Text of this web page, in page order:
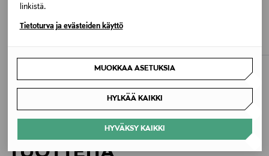
linkistä.
Tietoturva ja evästeiden käyttö
MUOKKAA ASETUKSIA
HYLKÄÄ KAIKKI
HYVÄKSY KAIKKI
Koko
Aqua (water), Cetearyl alcohol, Polyglyceryl-6
stearate, Stearic acid, Distearoylethyl dimonium
chloride, Gluconolactone, Theobroma grandiflorum
seed butter*, Orbignya Oleifera Seed Oil, Cocos
EVOLVE
Superfood Shine Conditioner -hoitoaine
250 ml
LISÄÄ KIINNOSTAVIA